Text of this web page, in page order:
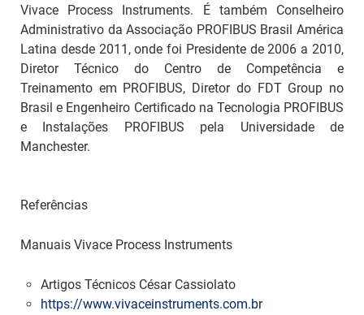
Vivace Process Instruments. É também Conselheiro
Administrativo da Associação PROFIBUS Brasil América
Latina desde 2011, onde foi Presidente de 2006 a 2010,
Diretor Técnico do Centro de Competência e
Treinamento em PROFIBUS, Diretor do FDT Group no
Brasil e Engenheiro Certificado na Tecnologia PROFIBUS
e Instalações PROFIBUS pela Universidade de
Manchester.
Referências
Manuais Vivace Process Instruments
Artigos Técnicos César Cassiolato
https://www.vivaceinstruments.com.br